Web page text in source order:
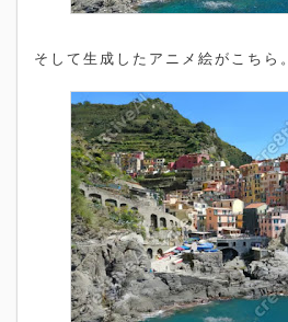
そして生成したアニメ絵がこちら。